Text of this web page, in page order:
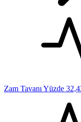
Zam Tavanı Yüzde